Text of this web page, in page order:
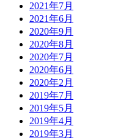
2021年7月
2021年6月
2020年9月
2020年8月
2020年7月
2020年6月
2020年2月
2019年7月
2019年5月
2019年4月
2019年3月